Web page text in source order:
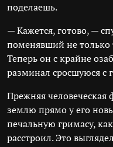
поделаешь.
— Кажется, готово, —
поменявший не только
Теперь он с крайне
разминал сросшуюся с
Прежняя человеческая
землю прямо у его
печальную гримасу,
расстроил. Это